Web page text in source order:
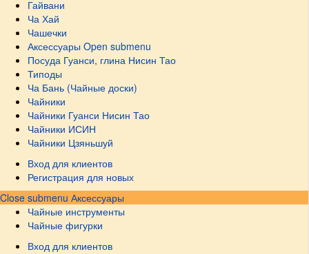
Гайвани
Ча Хай
Чашечки
Аксессуары Open submenu
Посуда Гуанси, глина Нисин Тао
Типоды
Ча Бань (Чайные доски)
Чайники
Чайники Гуанси Нисин Тао
Чайники ИСИН
Чайники Цзяньшуй
Вход для клиентов
Регистрация для новых
Close submenu Аксессуары
Чайные инструменты
Чайные фигурки
Вход для клиентов